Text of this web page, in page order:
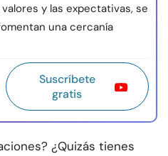
y las expectativas, se
una cercanía
Suscríbete
gratis
¿Quizás tienes